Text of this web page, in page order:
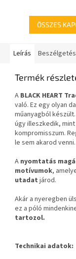
ÖSSZES
Leírás Beszélgetés
Termék
A BLACK HEART
való. Ez egy olyan
műanyagból készült.
úgy illeszkedik,
kompromisszum.
le sem akarod venni.
A nyomtatás
motívumok,
utadat járod.
Akár a nyeregben
ez a póló
tartozol.
Technikai adatok: